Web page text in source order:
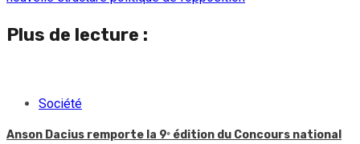
Plus de lecture :
Société
Anson Dacius remporte la 9ᵉ édition du Concours national